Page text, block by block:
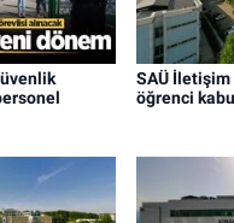
SAÜ
öğrenci